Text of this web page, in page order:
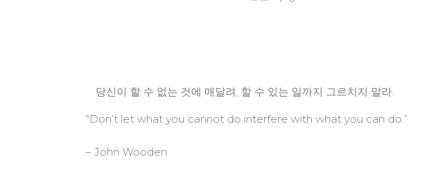
당신이 할 수 없는 것에 매달려, 할 수 있는 일까지 그르치지 말라.
“Don’t let what you cannot do interfere with what you can do.”
– John Wooden